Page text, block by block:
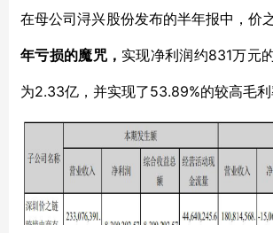
在母公司浔兴股份发布的半年报中，价
年亏损的魔咒， 实现净利润约831万元
为2.33亿，并实现了53.89%的较高毛利